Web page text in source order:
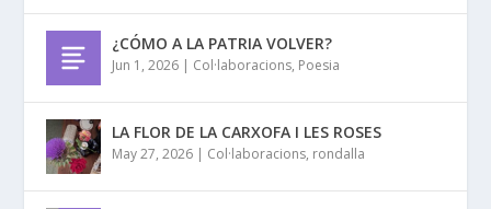
¿CÓMO A LA PATRIA VOLVER?
Jun 1, 2026 | Col·laboracions, Poesia
LA FLOR DE LA CARXOFA I LES ROSES
May 27, 2026 | Col·laboracions, rondalla